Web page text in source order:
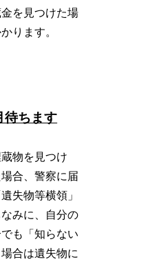
を見つけた場
ります。
待ちます
物を見つけ
合、警察に届
失物等横領」
みに、自分の
も「知らない
合は遺失物に